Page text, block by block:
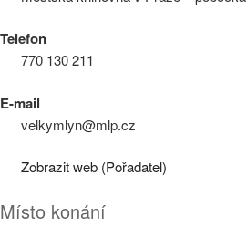
Telefon
770 130 211
E-mail
velkymlyn@mlp.cz
Zobrazit web (Pořadatel)
Místo konání